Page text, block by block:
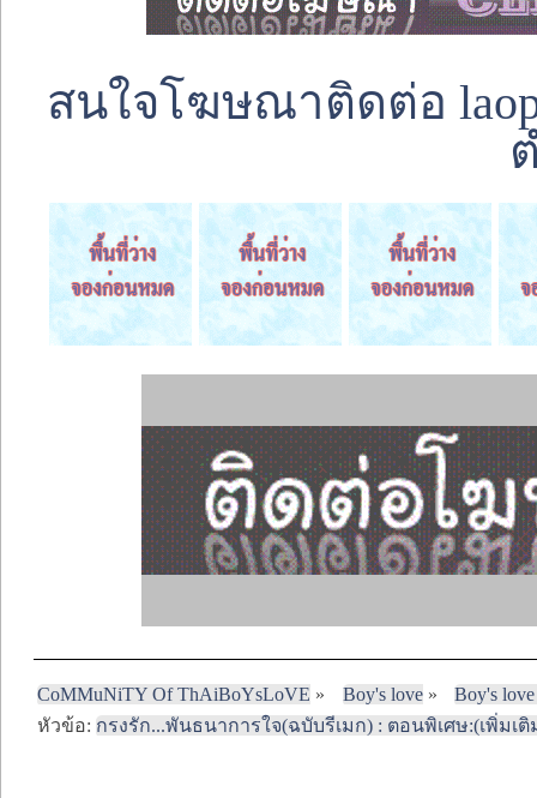
สนใจโฆษณาติดต่อ
CoMMuNiTY Of ThAiBoYsLoVE » Boy's love»
Boy's
หัวข้อ: กรงรัก...พันธนาการใจ(ฉบับรีเมก) : ตอนพิเศษ:(เพิ่มเติ